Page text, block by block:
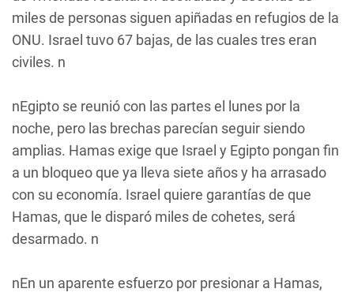
miles de personas siguen apiñadas en refugios de la
ONU. Israel tuvo 67 bajas, de las cuales tres eran
civiles. n
nEgipto se reunió con las partes el lunes por la
noche, pero las brechas parecían seguir siendo
amplias. Hamas exige que Israel y Egipto pongan fin
a un bloqueo que ya lleva siete años y ha arrasado
con su economía. Israel quiere garantías de que
Hamas, que le disparó miles de cohetes, será
desarmado. n
nEn un aparente esfuerzo por presionar a Hamas,